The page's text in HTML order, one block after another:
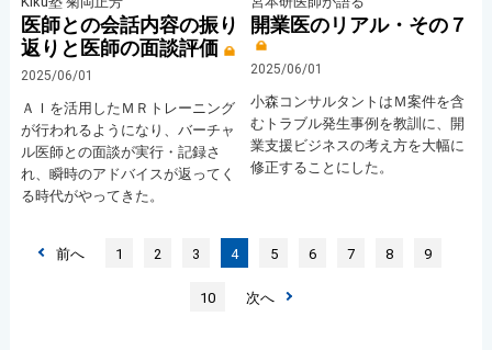
医師との会話内容の振り
返りと医師の面談評価
2025/06/01
ＡＩを活用したＭＲトレーニング
が行われるようになり、バーチャ
ル医師との面談が実行・記録さ
れ、瞬時のアドバイスが返ってく
る時代がやってきた。
開業医のリアル・その７
2025/06/01
小森コンサルタントはＭ案件を含
むトラブル発生事例を教訓に、開
業支援ビジネスの考え方を大幅に
修正することにした。
前へ 1 2 3 4 5 6 7 8 9
10 次へ